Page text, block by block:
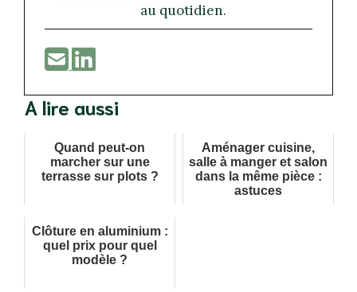
au quotidien.
A lire aussi
Quand peut-on
marcher sur une
terrasse sur plots ?
Aménager cuisine,
salle à manger et salon
dans la même pièce :
astuces
Clôture en aluminium :
quel prix pour quel
modèle ?